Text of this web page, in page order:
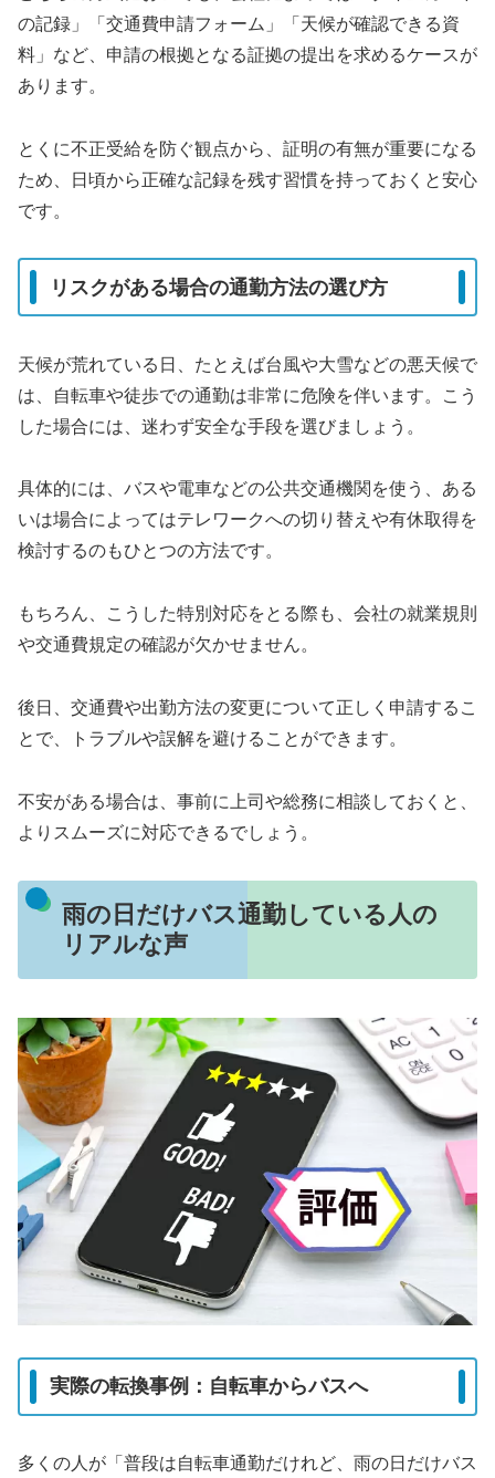
の記録」「交通費申請フォーム」「天候が確認できる資
料」など、申請の根拠となる証拠の提出を求めるケースが
あります。
とくに不正受給を防ぐ観点から、証明の有無が重要になる
ため、日頃から正確な記録を残す習慣を持っておくと安心
です。
リスクがある場合の通勤方法の選び方
天候が荒れている日、たとえば台風や大雪などの悪天候で
は、自転車や徒歩での通勤は非常に危険を伴います。こう
した場合には、迷わず安全な手段を選びましょう。
具体的には、バスや電車などの公共交通機関を使う、ある
いは場合によってはテレワークへの切り替えや有休取得を
検討するのもひとつの方法です。
もちろん、こうした特別対応をとる際も、会社の就業規則
や交通費規定の確認が欠かせません。
後日、交通費や出勤方法の変更について正しく申請するこ
とで、トラブルや誤解を避けることができます。
不安がある場合は、事前に上司や総務に相談しておくと、
よりスムーズに対応できるでしょう。
雨の日だけバス通勤している人の
リアルな声
実際の転換事例：自転車からバスへ
多くの人が「普段は自転車通勤だけれど、雨の日だけバス